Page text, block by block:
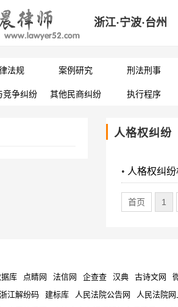
浙江·宁波·台州
法规 案例研究 刑法刑事
竞争纠纷 其他民商纠纷 执行程序
人格权纠纷
• 人格权纠
首页 1
库 点睛网 法信网 企查查 汉典 古诗文网
浙江解纷码 建标库 人民法院公告网
人民法院